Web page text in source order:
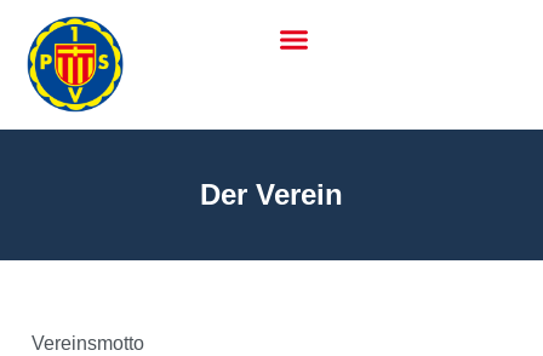
Der Verein
Vereinsmotto